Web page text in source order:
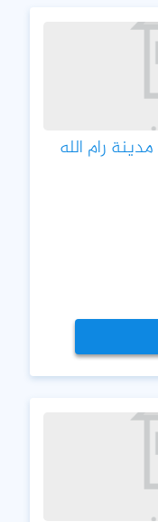
رام الله